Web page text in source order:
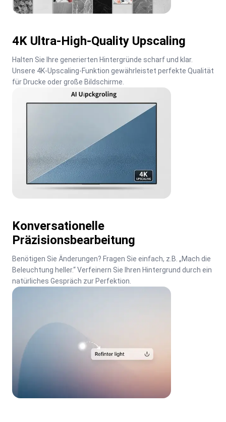
4K Ultra-High-Quality Upscaling
Halten Sie Ihre generierten Hintergründe scharf und klar.
Unsere 4K-Upscaling-Funktion gewährleistet perfekte Qualität
für Drucke oder große Bildschirme.
Konversationelle
Präzisionsbearbeitung
Benötigen Sie Änderungen? Fragen Sie einfach, z.B. „Mach die
Beleuchtung heller.“ Verfeinern Sie Ihren Hintergrund durch ein
natürliches Gespräch zur Perfektion.